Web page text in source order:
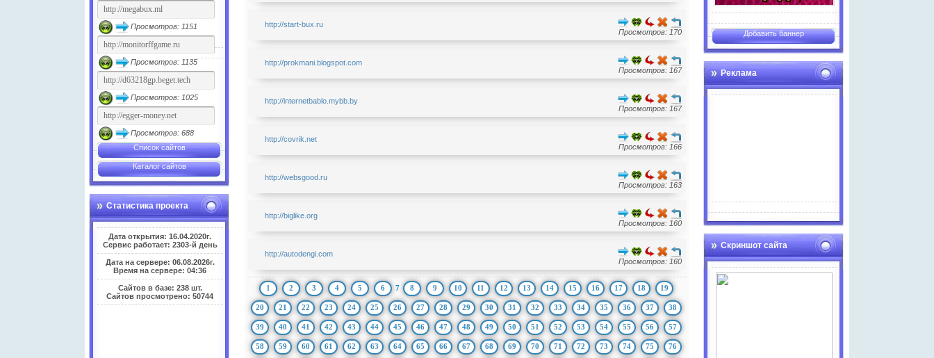
Просмотров: 1151
Просмотров: 1135
Просмотров: 1025
Просмотров: 688
Список сайтов
Каталог сайтов
Статистика проекта
Дата открытия: 16.04.2020г.
Сервис работает: 2303-й день
Дата на сервере: 06.08.2026г.
Время на сервере: 04:36
Сайтов в базе: 238 шт.
Сайтов просмотрено: 50744
Добавить баннер
Реклама
Скриншот сайта
http://start-bux.ru
Просмотров: 170
http://prokmani.blogspot.com
Просмотров: 167
http://internetbablo.mybb.by
Просмотров: 167
http://covrik.net
Просмотров: 166
http://websgood.ru
Просмотров: 163
http://biglike.org
Просмотров: 160
http://autodengi.com
Просмотров: 160
1 2 3 4 5 6 7 8 9 10 11 12 13 14 15 16 17 18 19
20 21 22 23 24 25 26 27 28 29 30 31 32 33 34 35 36 37 38
39 40 41 42 43 44 45 46 47 48 49 50 51 52 53 54 55 56 57
58 59 60 61 62 63 64 65 66 67 68 69 70 71 72 73 74 75 76